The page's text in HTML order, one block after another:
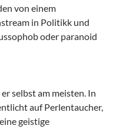
von einem
in Politikk und
oder paranoid
selbst am meisten. In
auf Perlentaucher,
geistige